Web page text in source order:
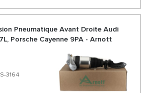
Pneumatique Avant Droite Audi
Porsche Cayenne 9PA - Arnott
3164